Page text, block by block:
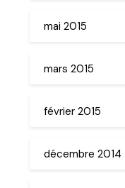
mai 2015
mars 2015
février 2015
décembre 2014